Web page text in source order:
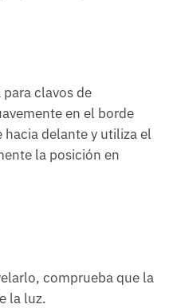
clavos de
en el borde
delante y utiliza el
la posición en
comprueba que la
la luz.